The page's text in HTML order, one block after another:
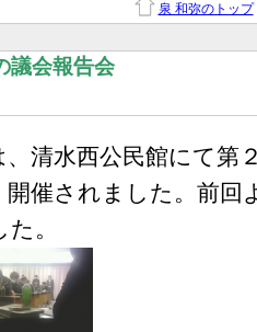
泉 和弥のトップ
議会報告会
、清水西公民館にて第
開催されました。前回
。